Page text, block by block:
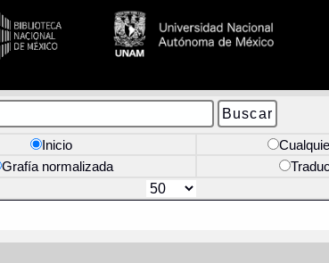
Inicio
Grafía normalizada